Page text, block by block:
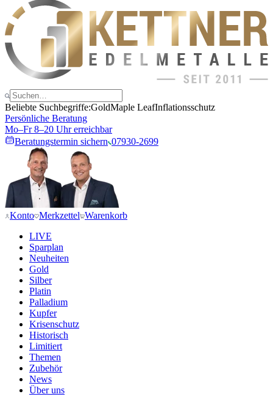
Beliebte Suchbegriffe:GoldMaple LeafInflationsschutz
Persönliche Beratung
Mo–Fr 8–20 Uhr erreichbar
Beratungstermin sichern 07930-2699
Konto Merkzettel Warenkorb
LIVE
Sparplan
Neuheiten
Gold
Silber
Platin
Palladium
Kupfer
Krisenschutz
Historisch
Limitiert
Themen
Zubehör
News
Über uns